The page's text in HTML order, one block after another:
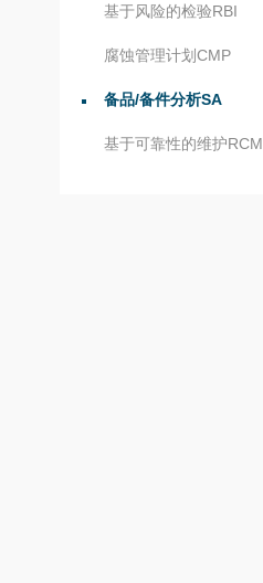
基于风险的检验RBI
腐蚀管理计划CMP
备品/备件分析SA
基于可靠性的维护RCM